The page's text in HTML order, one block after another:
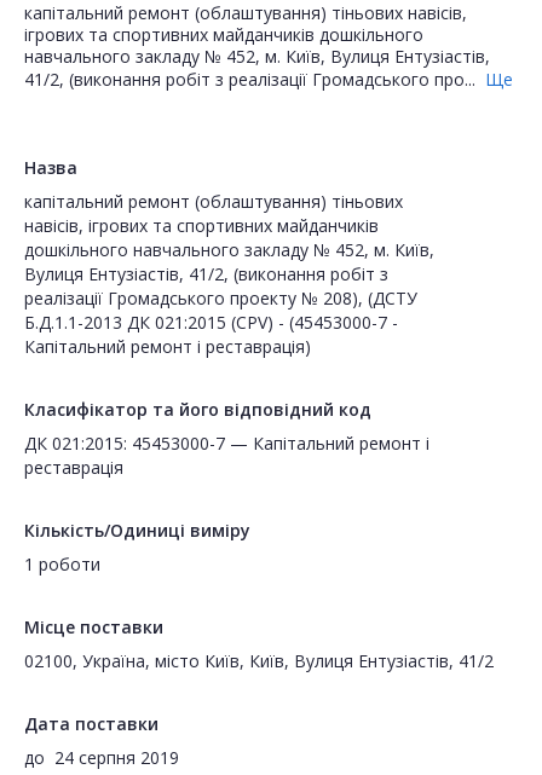
капітальний ремонт (облаштування) тіньових навісів,
ігрових та спортивних майданчиків дошкільного
навчального закладу № 452, м. Київ, Вулиця Ентузіастів,
41/2, (виконання робіт з реалізації Громадського про... Ще
Назва
капітальний ремонт (облаштування) тіньових
навісів, ігрових та спортивних майданчиків
дошкільного навчального закладу № 452, м. Київ,
Вулиця Ентузіастів, 41/2, (виконання робіт з
реалізації Громадського проекту № 208), (ДСТУ
Б.Д.1.1-2013 ДК 021:2015 (CPV) - (45453000-7 -
Капітальний ремонт і реставрація)
Класифікатор та його відповідний код
ДК 021:2015: 45453000-7 — Капітальний ремонт і
реставрація
Кількість/Одиниці виміру
1 роботи
Місце поставки
02100, Україна, місто Київ, Київ, Вулиця Ентузіастів, 41/2
Дата поставки
до 24 серпня 2019